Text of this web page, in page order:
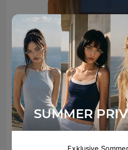
evilcinnamon
dmitry_lisitsin